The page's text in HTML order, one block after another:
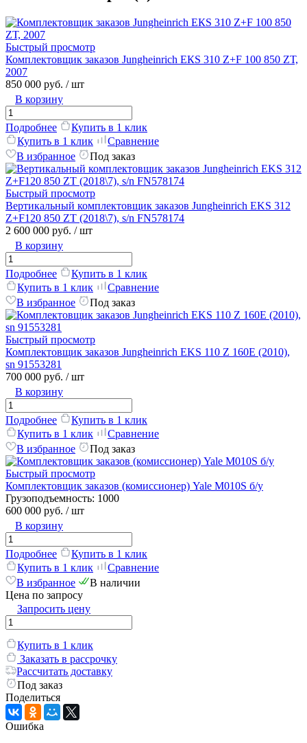
Быстрый просмотр
Комплектовщик заказов Junghеinriсh ЕКS 310 Z+F 100 850 ZТ,
2007
850 000 руб. / шт
В корзину
Подробнее
Купить в 1 клик
Купить в 1 клик
Сравнение
В избранное
Под заказ
Быстрый просмотр
Вертикальный комплектовщик заказов Jungheinrich EKS 312
Z+F120 850 ZT (2018\7), s/n FN578174
2 600 000 руб. / шт
В корзину
Подробнее
Купить в 1 клик
Купить в 1 клик
Сравнение
В избранное
Под заказ
Быстрый просмотр
Комплектовщик заказов Jungheinrich EKS 110 Z 160Е (2010),
sn 91553281
700 000 руб. / шт
В корзину
Подробнее
Купить в 1 клик
Купить в 1 клик
Сравнение
В избранное
Под заказ
Быстрый просмотр
Комплектовщик заказов (комиссионер) Yale M010S б/у
Грузоподъемность: 1000
600 000 руб. / шт
В корзину
Подробнее
Купить в 1 клик
Купить в 1 клик
Сравнение
В избранное
В наличии
Цена по запросу
Запросить цену
Купить в 1 клик
Заказать в рассрочку
Рассчитать доставку
Под заказ
Поделиться
Ошибка